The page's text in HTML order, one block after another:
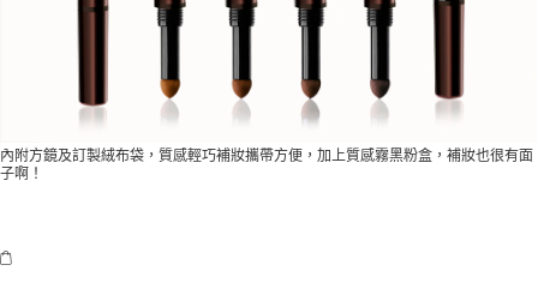
內附方鏡及訂製絨布袋，質感輕巧補妝攜帶方便，加上質感霧黑粉盒，補妝也很有面
子啊！